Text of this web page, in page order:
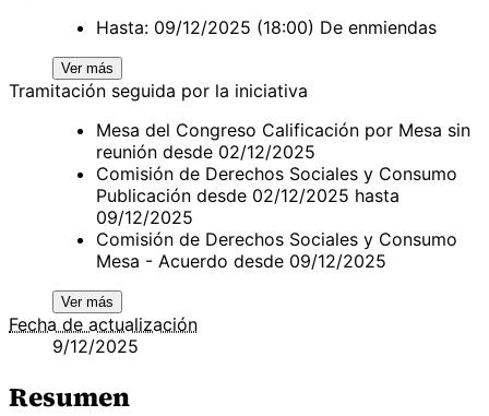
Hasta: 09/12/2025 (18:00) De enmiendas
Ver más
Tramitación seguida por la iniciativa
Mesa del Congreso Calificación por Mesa sin
reunión desde 02/12/2025
Comisión de Derechos Sociales y Consumo
Publicación desde 02/12/2025 hasta
09/12/2025
Comisión de Derechos Sociales y Consumo
Mesa - Acuerdo desde 09/12/2025
Ver más
Fecha de actualización
9/12/2025
Resumen